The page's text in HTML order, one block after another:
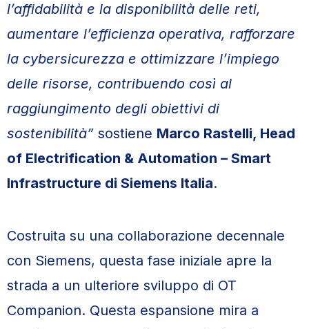
l’affidabilità e la disponibilità delle reti,
aumentare l’efficienza operativa, rafforzare
la cybersicurezza e ottimizzare l’impiego
delle risorse, contribuendo così al
raggiungimento degli obiettivi di
sostenibilità” sostiene Marco Rastelli, Head
of Electrification & Automation – Smart
Infrastructure di Siemens Italia.
Costruita su una collaborazione decennale
con Siemens, questa fase iniziale apre la
strada a un ulteriore sviluppo di OT
Companion. Questa espansione mira a